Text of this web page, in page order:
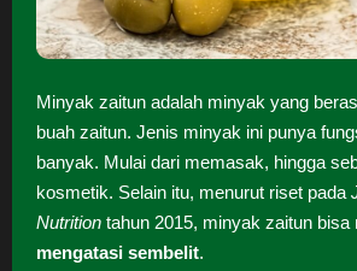
Minyak zaitun adalah minyak yang
buah zaitun. Jenis minyak ini punya
banyak. Mulai dari memasak, hingga
kosmetik. Selain itu, menurut riset pada
Nutrition tahun 2015, minyak zaitun bisa
mengatasi sembelit.